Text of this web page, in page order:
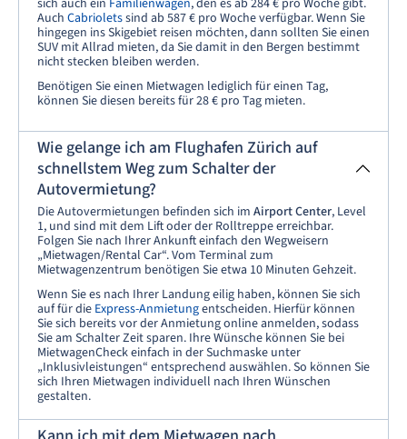
sich auch ein Familienwagen, den es ab 284 € pro Woche gibt.
Auch Cabrioletssind ab 587 € pro Woche verfügbar. Wenn Sie
hingegen ins Skigebiet reisen möchten, dann sollten Sie einen
SUV mit Allrad mieten, da Sie damit in den Bergen bestimmt
nicht stecken bleiben werden.
Benötigen Sie einen Mietwagen lediglich für einen Tag,
können Sie diesen bereits für 28 € pro Tag mieten.
Wie gelange ich am Flughafen Zürich auf
schnellstem Weg zum Schalter der
Autovermietung?
Die Autovermietungen befinden sich im Airport Center, Level
1, und sind mit dem Lift oder der Rolltreppe erreichbar.
Folgen Sie nach Ihrer Ankunft einfach den Wegweisern
„Mietwagen/Rental Car“. Vom Terminal zum
Mietwagenzentrum benötigen Sie etwa 10 Minuten Gehzeit.
Wenn Sie es nach Ihrer Landung eilig haben, können Sie sich
auf für die Express-Anmietungentscheiden. Hierfür können
Sie sich bereits vor der Anmietung online anmelden, sodass
Sie am Schalter Zeit sparen. Ihre Wünsche können Sie bei
MietwagenCheck einfach in der Suchmaske unter
„Inklusivleistungen“ entsprechend auswählen. So können Sie
sich Ihren Mietwagen individuell nach Ihren Wünschen
gestalten.